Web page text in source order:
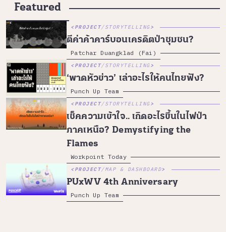
Featured
PROJECT/STORYTELLING
ตีค่าค้าคาร์บอนเครดิตป่าชุมชน?
Patchar Duangklad (Fai)
PROJECT/STORYTELLING
‘พาดหัวข่าว’ เล่าอะไรให้คนไทยฟัง?
Punch Up Team
PROJECT/STORYTELLING
เช็คความเข้าใจ.. เกิดอะไรขึ้นในไฟป่า
ภาคเหนือ? Demystifying the
Flames
Workpoint Today
PROJECT/MAP & DASHBOARD
PUxWV 4th Anniversary
Punch Up Team